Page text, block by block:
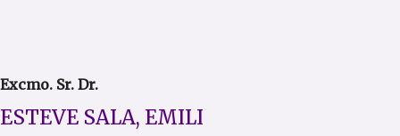
Excmo. Sr. Dr.
ESTEVE SALA, EMILI